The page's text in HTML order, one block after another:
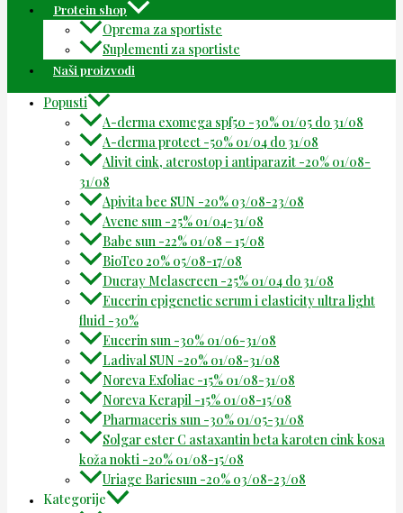
Protein shop
Oprema za sportiste
Suplementi za sportiste
Naši proizvodi
Popusti
A-derma exomega spf50 -30% 01/05 do 31/08
A-derma protect -50% 01/04 do 31/08
Alivit cink, aterostop i antiparazit -20% 01/08-
31/08
Apivita bee SUN -20% 03/08-23/08
Avene sun -25% 01/04-31/08
Babe sun -22% 01/08 – 15/08
BioTeo 20% 05/08-17/08
Ducray Melascreen -25% 01/04 do 31/08
Eucerin epigenetic serum i elasticity ultra light
fluid -30%
Eucerin sun -30% 01/06-31/08
Ladival SUN -20% 01/08-31/08
Noreva Exfoliac -15% 01/08-31/08
Noreva Kerapil -15% 01/08-15/08
Pharmaceris sun -30% 01/05-31/08
Solgar ester C astaxantin beta karoten cink kosa
koža nokti -20% 01/08-15/08
Uriage Bariesun -20% 03/08-23/08
Kategorije